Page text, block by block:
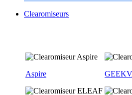
Clearomiseurs
Aspire